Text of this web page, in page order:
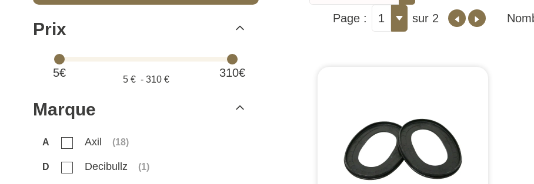
Prix
5€ 310€
5€ - 310€
Marque
A Axil (18)
D Decibullz (1)
Page : 1 sur 2